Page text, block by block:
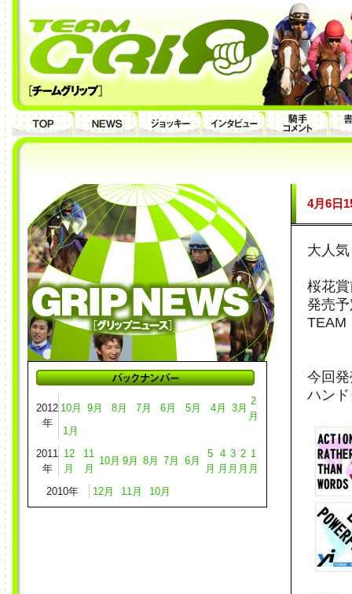
2012
年
10月 9月 8月 7月 6月 5月 4月 3月
2
月
1月
2011
年
12
月
11
月
10月 9月 8月 7月 6月
5
月
4
月
3
月
2
月
1
月
2010年
12月 11月 10月
4月6日
大人
桜花
発売
TEAM
今回
ハン